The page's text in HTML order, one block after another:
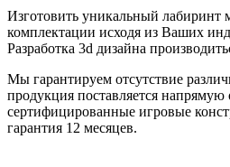
Изготовить уникальный лабиринт
комплектации исходя из Ваших
Разработка 3d дизайна
Мы гарантируем отсутствие
продукция поставляется
сертифицированные игровые
гарантия 12 месяцев.